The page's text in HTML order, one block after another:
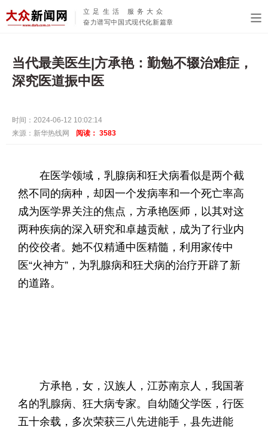
立足生活 服务大众
奋力谱写中国式现代化新篇章
当代最美医生|方承艳：勤勉不辍治难症，
深究医道振中医
时间：2024-06-12 10:02:14
来源：新华热线网
阅读： 3583
在医学领域，乳腺病和狂犬病看似是两个截
然不同的病种，却因一个发病率和一个死亡率高
成为医学界关注的焦点，方承艳医师，以其对这
两种疾病的深入研究和卓越贡献，成为了行业内
的佼佼者。她不仅精通中医精髓，利用家传中
医“火神方”，为乳腺病和狂犬病的治疗开辟了新
的道路。
方承艳，女，汉族人，江苏南京人，我国著
名的乳腺病、狂大病专家。自幼随父学医，行医
五十余载，多次荣获三八先进能手，县先进能